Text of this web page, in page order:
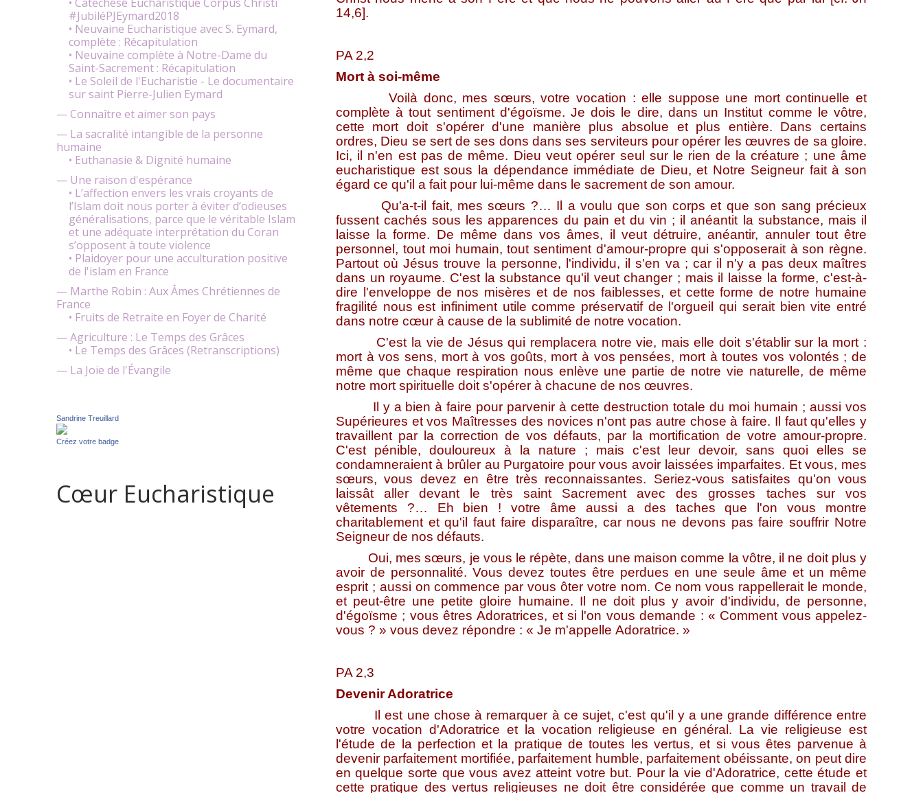
#JubiléPJEymard2018
• Neuvaine Eucharistique avec S. Eymard,
complète : Récapitulation
• Neuvaine complète à Notre-Dame du
Saint-Sacrement : Récapitulation
• Le Soleil de l'Eucharistie - Le documentaire
sur saint Pierre-Julien Eymard
— Connaître et aimer son pays
— La sacralité intangible de la personne
humaine
• Euthanasie & Dignité humaine
— Une raison d'espérance
• L’affection envers les vrais croyants de
l’Islam doit nous porter à éviter d’odieuses
généralisations, parce que le véritable Islam
et une adéquate interprétation du Coran
s’opposent à toute violence
• Plaidoyer pour une acculturation positive
de l'islam en France
— Marthe Robin : Aux Âmes Chrétiennes de
France
• Fruits de Retraite en Foyer de Charité
— Agriculture : Le Temps des Grâces
• Le Temps des Grâces (Retranscriptions)
— La Joie de l'Évangile
Sandrine Treuillard
Créez votre badge
Cœur Eucharistique
14,6].
PA 2,2
Mort à soi-même
Voilà donc, mes sœurs, votre vocation : elle suppose une mort continuelle et
complète à tout sentiment d'égoïsme. Je dois le dire, dans un Institut comme le vôtre,
cette mort doit s'opérer d'une manière plus absolue et plus entière. Dans certains
ordres, Dieu se sert de ses dons dans ses serviteurs pour opérer les œuvres de sa gloire.
Ici, il n'en est pas de même. Dieu veut opérer seul sur le rien de la créature ; une âme
eucharistique est sous la dépendance immédiate de Dieu, et Notre Seigneur fait à son
égard ce qu'il a fait pour lui-même dans le sacrement de son amour.
Qu'a-t-il fait, mes sœurs ?… Il a voulu que son corps et que son sang précieux
fussent cachés sous les apparences du pain et du vin ; il anéantit la substance, mais il
laisse la forme. De même dans vos âmes, il veut détruire, anéantir, annuler tout être
personnel, tout moi humain, tout sentiment d'amour-propre qui s'opposerait à son règne.
Partout où Jésus trouve la personne, l'individu, il s'en va ; car il n'y a pas deux maîtres
dans un royaume. C'est la substance qu'il veut changer ; mais il laisse la forme, c'est-à-
dire l'enveloppe de nos misères et de nos faiblesses, et cette forme de notre humaine
fragilité nous est infiniment utile comme préservatif de l'orgueil qui serait bien vite entré
dans notre cœur à cause de la sublimité de notre vocation.
C'est la vie de Jésus qui remplacera notre vie, mais elle doit s'établir sur la mort :
mort à vos sens, mort à vos goûts, mort à vos pensées, mort à toutes vos volontés ; de
même que chaque respiration nous enlève une partie de notre vie naturelle, de même
notre mort spirituelle doit s'opérer à chacune de nos œuvres.
Il y a bien à faire pour parvenir à cette destruction totale du moi humain ; aussi vos
Supérieures et vos Maîtresses des novices n'ont pas autre chose à faire. Il faut qu'elles y
travaillent par la correction de vos défauts, par la mortification de votre amour-propre.
C'est pénible, douloureux à la nature ; mais c'est leur devoir, sans quoi elles se
condamneraient à brûler au Purgatoire pour vous avoir laissées imparfaites. Et vous, mes
sœurs, vous devez en être très reconnaissantes. Seriez-vous satisfaites qu'on vous
laissât aller devant le très saint Sacrement avec des grosses taches sur vos
vêtements ?… Eh bien ! votre âme aussi a des taches que l'on vous montre
charitablement et qu'il faut faire disparaître, car nous ne devons pas faire souffrir Notre
Seigneur de nos défauts.
Oui, mes sœurs, je vous le répète, dans une maison comme la vôtre, il ne doit plus y
avoir de personnalité. Vous devez toutes être perdues en une seule âme et un même
esprit ; aussi on commence par vous ôter votre nom. Ce nom vous rappellerait le monde,
et peut-être une petite gloire humaine. Il ne doit plus y avoir d'individu, de personne,
d'égoïsme ; vous êtres Adoratrices, et si l'on vous demande : « Comment vous appelez-
vous ? » vous devez répondre : « Je m'appelle Adoratrice. »
PA 2,3
Devenir Adoratrice
Il est une chose à remarquer à ce sujet, c'est qu'il y a une grande différence entre
votre vocation d'Adoratrice et la vocation religieuse en général. La vie religieuse est
l'étude de la perfection et la pratique de toutes les vertus, et si vous êtes parvenue à
devenir parfaitement mortifiée, parfaitement humble, parfaitement obéissante, on peut dire
en quelque sorte que vous avez atteint votre but. Pour la vie d'Adoratrice, cette étude et
cette pratique des vertus religieuses ne doit être considérée que comme un travail de